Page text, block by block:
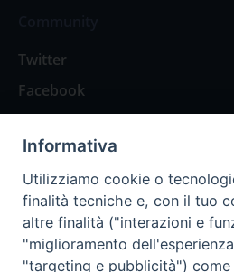
Twitter
Facebook
Spazio Lettori
Eventi
Eventi diocesani
Informativa
Utilizziamo cookie o
finalità tecniche e, con il tuo
altre finalità ("interazioni e
"miglioramento
"targeting e pubblicità")